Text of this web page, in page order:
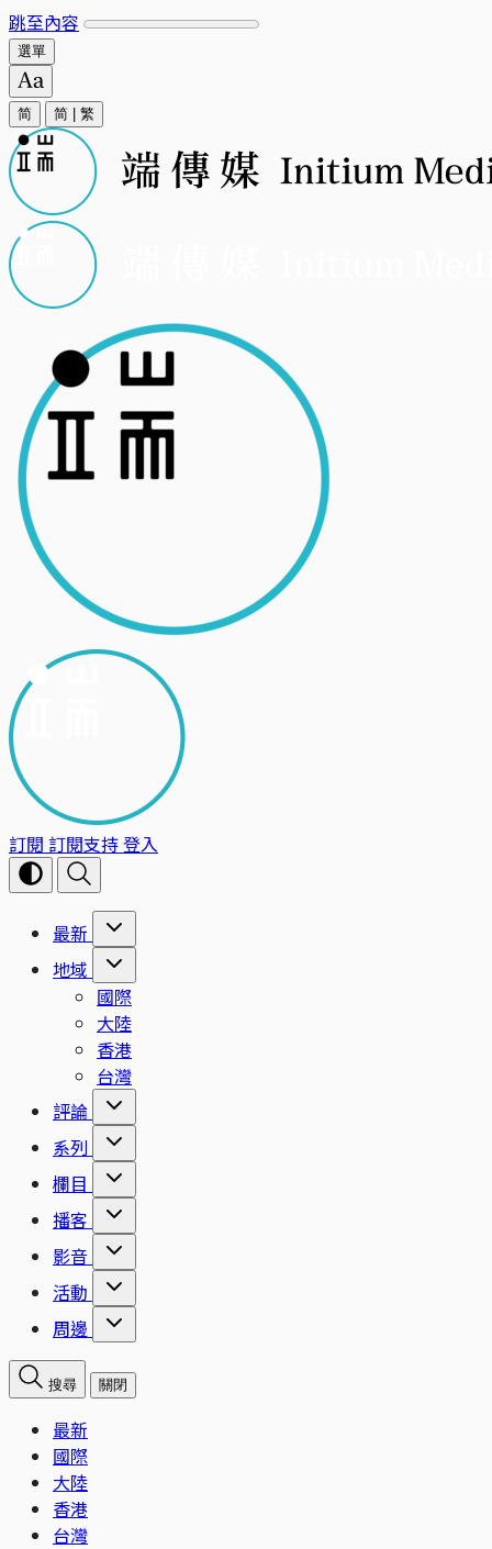
跳至內容
選單
简 简 繁
訂閱 訂閱支持登入
最新
地域
國際
大陸
香港
台灣
評論
系列
欄目
播客
影音
活動
周邊
搜尋 關閉
最新
國際
大陸
香港
台灣